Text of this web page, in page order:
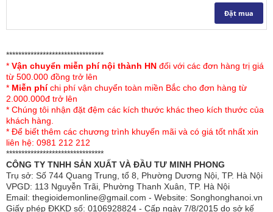
tập Chăn ga gối Sông Hồng mới nhất 2023-2024. Sản
phẩm được Sông Hồng thiết kế các với gam màu được
kết hợp hài hòa, đặc biệt phần họa tiết tạo điểm nhấn cho
sản phẩm được thêu rất tỉ mỉ, tinh xảo. Sự kết hợp hài
hòa giữa các tông màu sang trọng tạo nên bộ sản phẩm
chăn ga gối mang vẻ đẹp sang trọng, tinh tế, phù hợp với
mọi lứa tuổi.
Đặc điểm của chănga gối Sông Hồng cao cấp
Urban UT23028
Đặt mua
********************************
* Vận chuyển miễn phí nội thành HN đối với các đơn hàng trị giá
từ 500.000 đồng trở lên
* Miễn phíchi phí vận chuyển toàn miền Bắc cho đơn hàng từ
2.000.000đ trở lên
* Chúng tôi nhận đặt đệm các kích thước khác theo kích thước của
khách hàng.
* Để biết thêm các chương trình khuyến mãi và có giá tốt nhất xin
liên hệ: 0981 212 212
********************************
CÔNG TY TNHH SẢN XUẤT VÀ ĐẦU TƯ MINH PHONG
Trụ sở: Số 744 Quang Trung, tổ 8, Phường Dương Nội, TP. Hà Nội
VPGD: 113 Nguyễn Trãi, Phường Thanh Xuân, TP. Hà Nội
Email: thegioidemonline@gmail.com - Website: Songhonghanoi.vn
Giấy phép ĐKKD số: 0106928824 - Cấp ngày 7/8/2015 do sở kế